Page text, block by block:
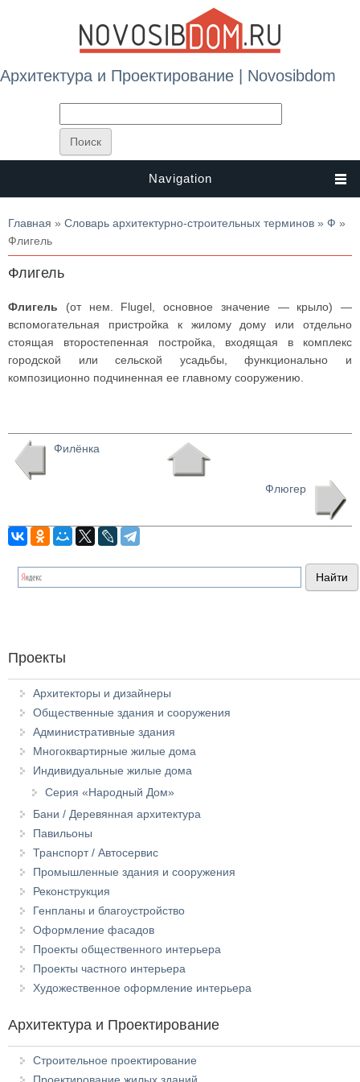
Архитектура и Проектирование | Novosibdom
Navigation
Вы здесь
Главная » Словарь архитектурно-строительных терминов » Ф »
Флигель
Флигель
Флигель (от нем. Flugel, основное значение — крыло) —
вспомогательная пристройка к жилому дому или отдельно
стоящая второстепенная постройка, входящая в комплекс
городской или сельской усадьбы, функционально и
композиционно подчиненная ее главному сооружению.
Филёнка
Флюгер
Проекты
Архитекторы и дизайнеры
Общественные здания и сооружения
Административные здания
Многоквартирные жилые дома
Индивидуальные жилые дома
Серия «Народный Дом»
Бани / Деревянная архитектура
Павильоны
Транспорт / Автосервис
Промышленные здания и сооружения
Реконструкция
Генпланы и благоустройство
Оформление фасадов
Проекты общественного интерьера
Проекты частного интерьера
Художественное оформление интерьера
Архитектура и Проектирование
Строительное проектирование